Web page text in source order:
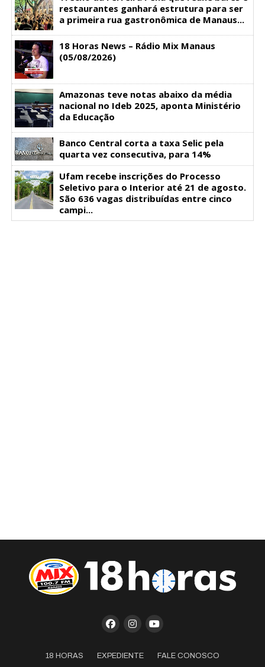
restaurantes ganhará estrutura para ser
a primeira rua gastronômica de Manaus...
18 Horas News​​​​​​​​​​​​ – Rádio Mix Manaus
(05/08/2026)
Amazonas teve notas abaixo da média
nacional no Ideb 2025, aponta Ministério
da Educação
Banco Central corta a taxa Selic pela
quarta vez consecutiva, para 14%
Ufam recebe inscrições do Processo
Seletivo para o Interior até 21 de agosto.
São 636 vagas distribuídas entre cinco
campi...
18 HORAS EXPEDIENTE FALE CONOSCO